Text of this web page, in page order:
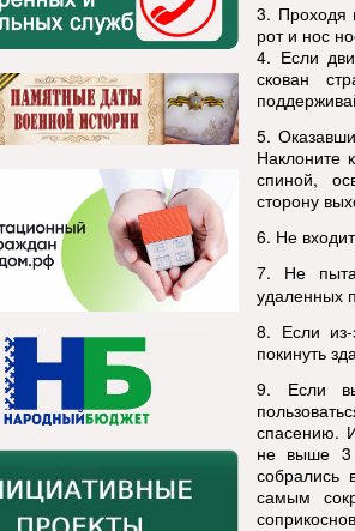
3. Проходя
рот и нос
4. Если
скован
5.
Наклоните
спиной,
сторону
6. Не
7. Не
удаленных
8. Если
покинуть
9. Если
спасению.
не выше 3
собрались
самым